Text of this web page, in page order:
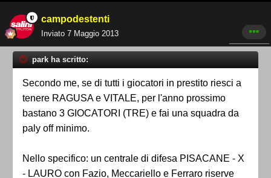
campodestenti
Inviato 7 Maggio 2013
park ha scritto:
Secondo me, se di tutti i giocatori in prestito riesci a
tenere RAGUSA e VITALE, per l'anno prossimo
bastano 3 GIOCATORI (TRE) e fai una squadra da
paly off minimo.
Nello specifico: un centrale di difesa PISACANE - X
- LAURO con Fazio, Meccariello e Ferraro riserve